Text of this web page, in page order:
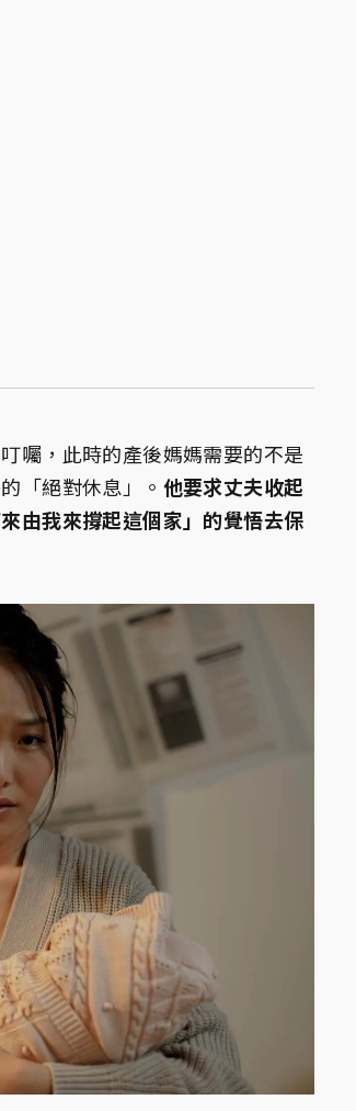
囑，此時的產後媽媽需要的不是
「絕對休息」。 他要求丈夫收起
由我來撐起這個家」的覺悟去保